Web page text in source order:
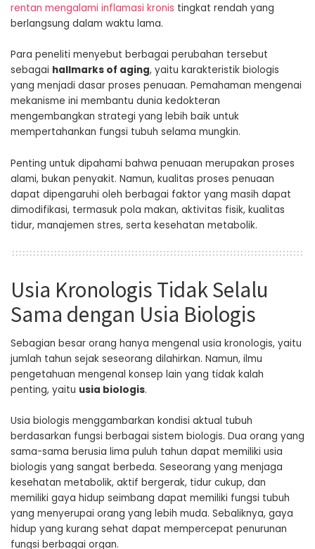
rentan mengalami inflamasi kronis tingkat rendah yang
berlangsung dalam waktu lama.
Para peneliti menyebut berbagai perubahan tersebut
sebagai hallmarks of aging, yaitu karakteristik biologis
yang menjadi dasar proses penuaan. Pemahaman mengenai
mekanisme ini membantu dunia kedokteran
mengembangkan strategi yang lebih baik untuk
mempertahankan fungsi tubuh selama mungkin.
Penting untuk dipahami bahwa penuaan merupakan proses
alami, bukan penyakit. Namun, kualitas proses penuaan
dapat dipengaruhi oleh berbagai faktor yang masih dapat
dimodifikasi, termasuk pola makan, aktivitas fisik, kualitas
tidur, manajemen stres, serta kesehatan metabolik.
Usia Kronologis Tidak Selalu
Sama dengan Usia Biologis
Sebagian besar orang hanya mengenal usia kronologis, yaitu
jumlah tahun sejak seseorang dilahirkan. Namun, ilmu
pengetahuan mengenal konsep lain yang tidak kalah
penting, yaitu usia biologis.
Usia biologis menggambarkan kondisi aktual tubuh
berdasarkan fungsi berbagai sistem biologis. Dua orang yang
sama-sama berusia lima puluh tahun dapat memiliki usia
biologis yang sangat berbeda. Seseorang yang menjaga
kesehatan metabolik, aktif bergerak, tidur cukup, dan
memiliki gaya hidup seimbang dapat memiliki fungsi tubuh
yang menyerupai orang yang lebih muda. Sebaliknya, gaya
hidup yang kurang sehat dapat mempercepat penurunan
fungsi berbagai organ.